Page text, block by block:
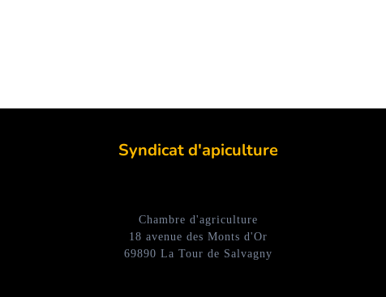
Syndicat d'apiculture
Chambre d'agriculture
18 avenue des Monts d'Or
69890 La Tour de Salvagny